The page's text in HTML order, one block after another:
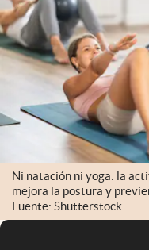
Mundial 2026
Eventos Corporativos
El Cronista Studio
Mediakit
abre en nueva pestaña
Argentina
Ni natación ni yoga: la
mejora la postura y
Fuente: Shutterstock